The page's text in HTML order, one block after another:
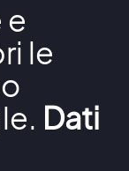
e
le
Dati